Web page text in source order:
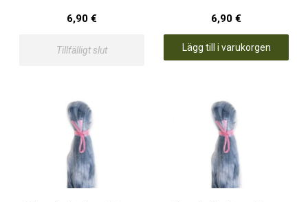
6,90 €
Tillfälligt slut
6,90 €
Lägg till i varukorgen